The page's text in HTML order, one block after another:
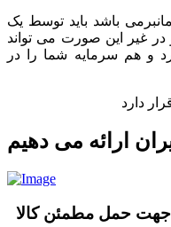
باشد باید توسط یک
در غیر این صورت می تواند
و هم سرمایه شما را در
دارد
ارائه می دهیم
جهت حمل مطمئن کالا